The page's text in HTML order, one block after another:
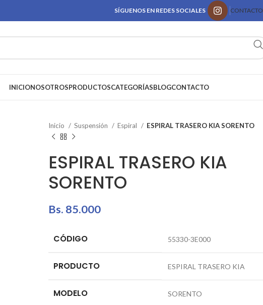
SÍGUENOS EN REDES SOCIALES CONTACTO
INICIONOSOTROSPRODUCTOSCATEGORÍASBLOGCONTACTO
Inicio Suspensión Espiral ESPIRAL TRASERO KIA SORENTO
ESPIRAL TRASERO KIA
SORENTO
Bs. 85.000
CÓDIGO 55330-3E000
PRODUCTO ESPIRAL TRASERO KIA
MODELO SORENTO